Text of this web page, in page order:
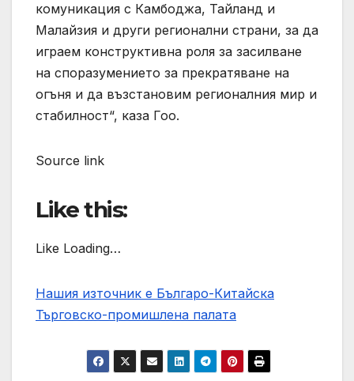
комуникация с Камбоджа, Тайланд и
Малайзия и други регионални страни, за да
играем конструктивна роля за засилване
на споразумението за прекратяване на
огъня и да възстановим регионалния мир и
стабилност“, каза Гоо.
Source link
Like this:
Like Loading…
Нашия източник е Българо-Китайска
Търговско-промишлена палaта